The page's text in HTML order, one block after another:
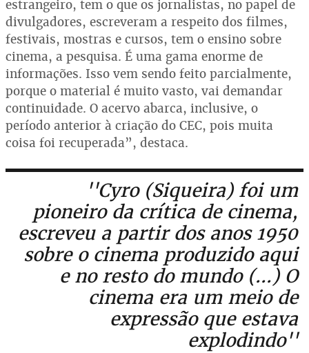
estrangeiro, tem o que os jornalistas, no papel de
divulgadores, escreveram a respeito dos filmes,
festivais, mostras e cursos, tem o ensino sobre
cinema, a pesquisa. É uma gama enorme de
informações. Isso vem sendo feito parcialmente,
porque o material é muito vasto, vai demandar
continuidade. O acervo abarca, inclusive, o
período anterior à criação do CEC, pois muita
coisa foi recuperada”, destaca.
''Cyro (Siqueira) foi um
pioneiro da crítica de cinema,
escreveu a partir dos anos 1950
sobre o cinema produzido aqui
e no resto do mundo (...) O
cinema era um meio de
expressão que estava
explodindo''